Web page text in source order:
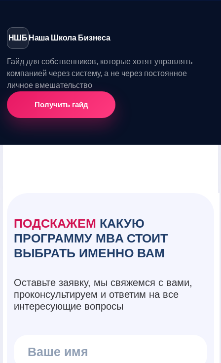
НШБ Наша Школа Бизнеса
Гайд для собственников, которые хотят управлять
компанией через систему, а не через постоянное
личное вмешательство
Получить гайд